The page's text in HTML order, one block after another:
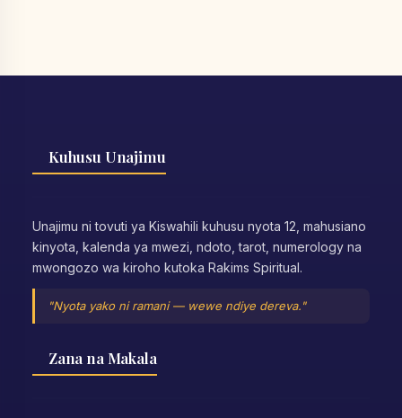
Kuhusu Unajimu
Unajimu ni tovuti ya Kiswahili kuhusu nyota 12, mahusiano
kinyota, kalenda ya mwezi, ndoto, tarot, numerology na
mwongozo wa kiroho kutoka Rakims Spiritual.
"Nyota yako ni ramani — wewe ndiye dereva."
Zana na Makala